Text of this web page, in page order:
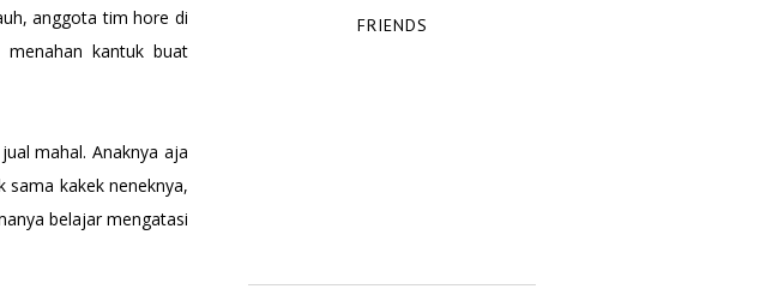
anggota tim hore di
kantuk buat
mahal. Anaknya aja
sama kakek neneknya,
belajar mengatasi
FRIENDS